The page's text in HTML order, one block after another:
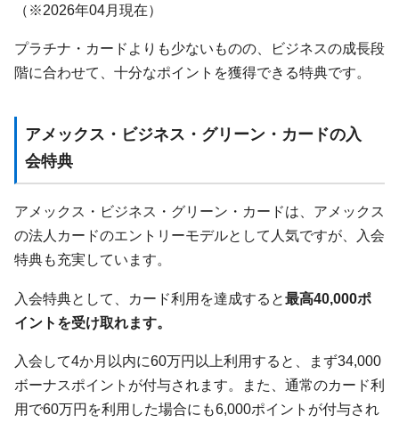
（※2026年04月現在）
プラチナ・カードよりも少ないものの、ビジネスの成長段
階に合わせて、十分なポイントを獲得できる特典です。
アメックス・ビジネス・グリーン・カードの入
会特典
アメックス・ビジネス・グリーン・カードは、アメックス
の法人カードのエントリーモデルとして人気ですが、入会
特典も充実しています。
入会特典として、カード利用を達成すると最高40,000ポ
イントを受け取れます。
入会して4か月以内に60万円以上利用すると、まず34,000
ボーナスポイントが付与されます。また、通常のカード利
用で60万円を利用した場合にも6,000ポイントが付与され